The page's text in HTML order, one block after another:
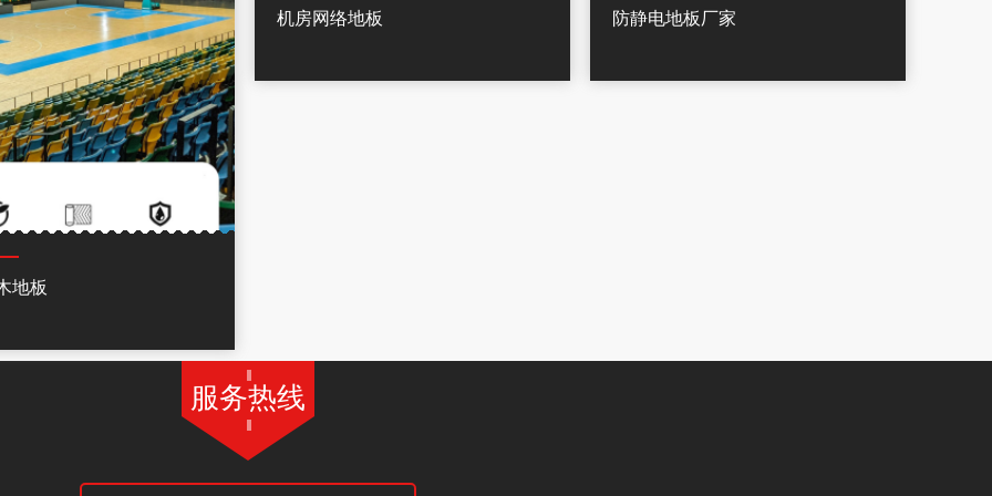
地板
机房网络地板 防静电地板厂家
服务热线